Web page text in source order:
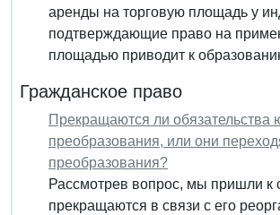
аренды на торговую площадь у
подтверждающие право на
площадью приводит к
Гражданское право
Прекращаются ли обязательства
преобразования, или они
преобразования?
Рассмотрев вопрос, мы пришли к
прекращаются в связи с его